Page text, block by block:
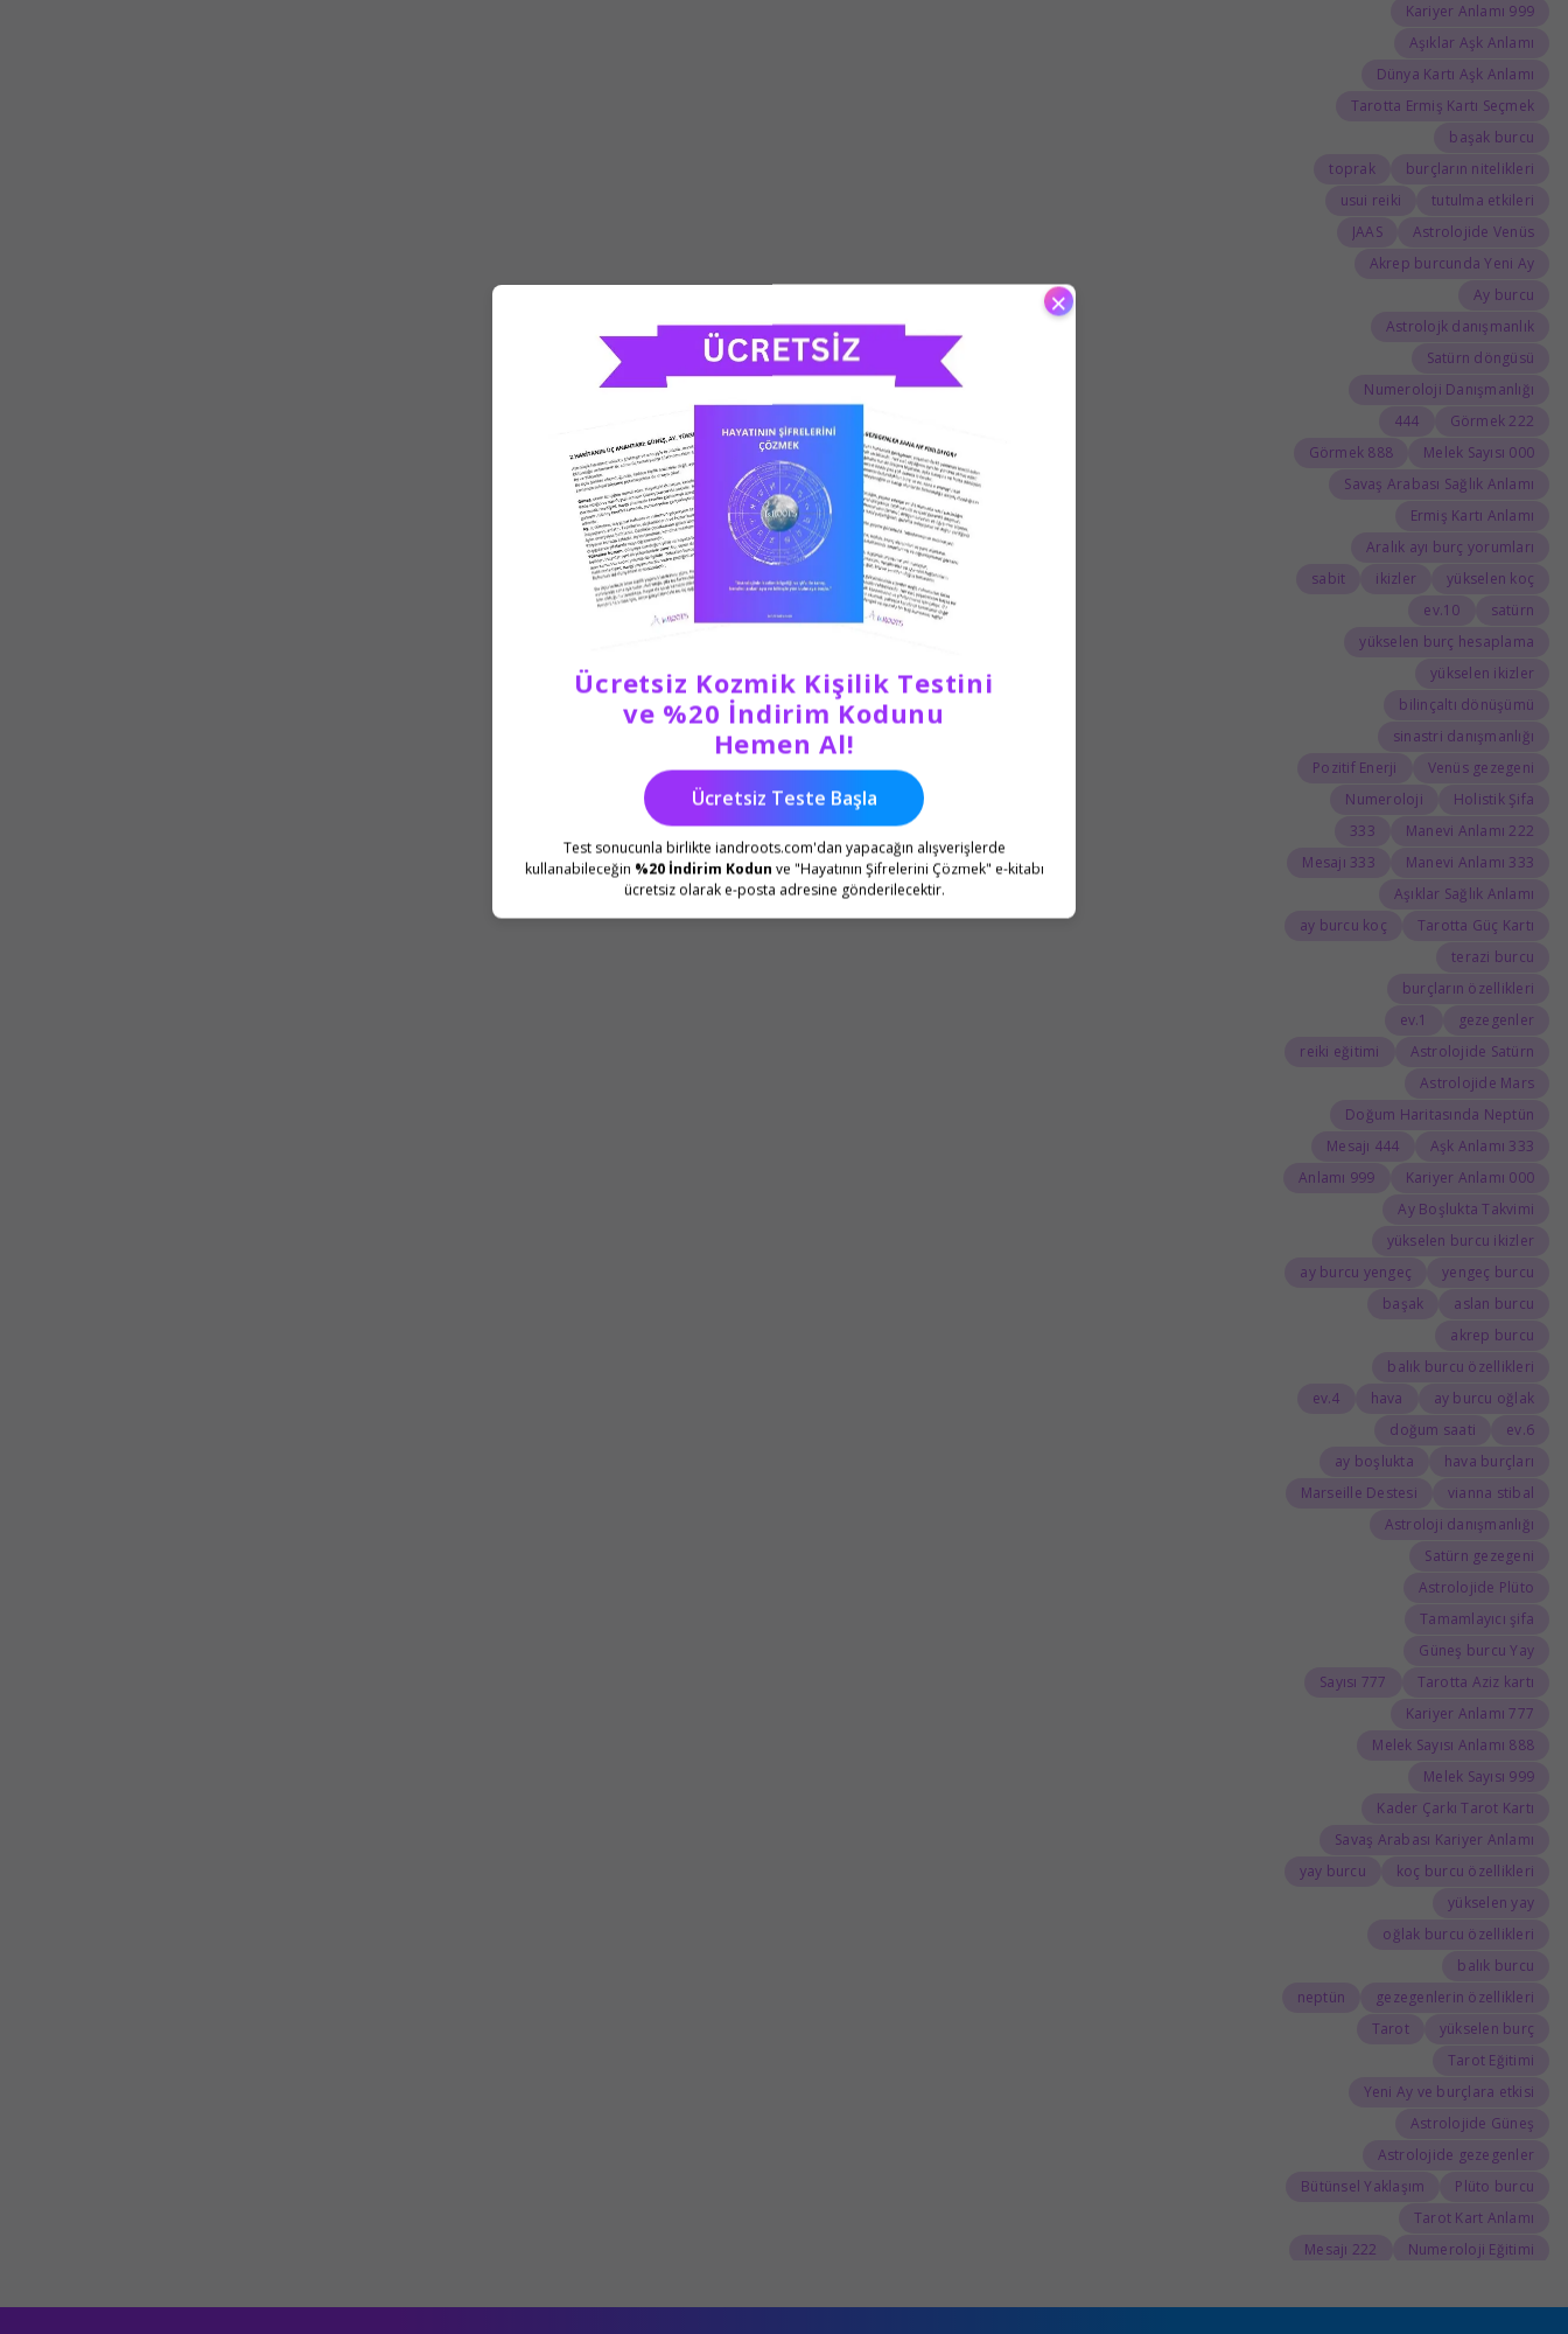
×
Ücretsiz Kozmik Kişilik Testini
ve %20 İndirim Kodunu
Hemen Al!
Ücretsiz Teste Başla
Test sonucunla birlikte iandroots.com'dan yapacağın alışverişlerde
kullanabileceğin %20 İndirim Kodun ve "Hayatının Şifrelerini Çözmek" e-kitabı
ücretsiz olarak e-posta adresine gönderilecektir.
999 Kariyer Anlamı
Aşıklar Aşk Anlamı
Dünya Kartı Aşk Anlamı
Tarotta Ermiş Kartı Seçmek
başak burcu
burçların nitelikleri
toprak
tutulma etkileri
usui reiki
Astrolojide Venüs
JAAS
Akrep burcunda Yeni Ay
Ay burcu
Astrolojk danışmanlık
Satürn döngüsü
Numeroloji Danışmanlığı
222 Görmek
444
000 Melek Sayısı
888 Görmek
Savaş Arabası Sağlık Anlamı
Ermiş Kartı Anlamı
Aralık ayı burç yorumları
yükselen koç
ikizler
sabit
satürn
10.ev
yükselen burç hesaplama
yükselen ikizler
bilinçaltı dönüşümü
sinastri danışmanlığı
Venüs gezegeni
Pozitif Enerji
Holistik Şifa
Numeroloji
222 Manevi Anlamı
333
333 Manevi Anlamı
333 Mesajı
Aşıklar Sağlık Anlamı
Tarotta Güç Kartı
ay burcu koç
terazi burcu
burçların özellikleri
gezegenler
1.ev
Astrolojide Satürn
reiki eğitimi
Astrolojide Mars
Doğum Haritasında Neptün
333 Aşk Anlamı
444 Mesajı
000 Kariyer Anlamı
999 Anlamı
Ay Boşlukta Takvimi
yükselen burcu ikizler
yengeç burcu
ay burcu yengeç
aslan burcu
başak
akrep burcu
balık burcu özellikleri
ay burcu oğlak
hava
4.ev
6.ev
doğum saati
hava burçları
ay boşlukta
vianna stibal
Marseille Destesi
Astroloji danışmanlığı
Satürn gezegeni
Astrolojide Plüto
Tamamlayıcı şifa
Güneş burcu Yay
Tarotta Aziz kartı
777 Sayısı
777 Kariyer Anlamı
888 Melek Sayısı Anlamı
999 Melek Sayısı
Kader Çarkı Tarot Kartı
Savaş Arabası Kariyer Anlamı
koç burcu özellikleri
yay burcu
yükselen yay
oğlak burcu özellikleri
balık burcu
gezegenlerin özellikleri
neptün
yükselen burç
Tarot
Tarot Eğitimi
Yeni Ay ve burçlara etkisi
Astrolojide Güneş
Astrolojide gezegenler
Plüto burcu
Bütünsel Yaklaşım
Tarot Kart Anlamı
Numeroloji Eğitimi
222 Mesajı
888 Kariyer Anlamı